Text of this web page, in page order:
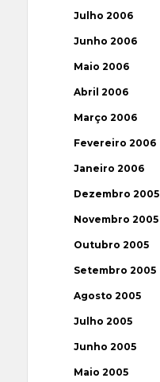
Julho 2006
Junho 2006
Maio 2006
Abril 2006
Março 2006
Fevereiro 2006
Janeiro 2006
Dezembro 2005
Novembro 2005
Outubro 2005
Setembro 2005
Agosto 2005
Julho 2005
Junho 2005
Maio 2005